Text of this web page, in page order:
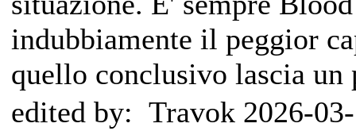
indubbiamente il peggior
quello conclusivo lascia un
edited by: Travok 2026-